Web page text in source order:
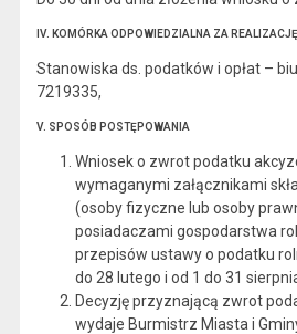
IV. KOMÓRKA ODPOWIEDZIALNA ZA REALIZACJĘ
Stanowiska ds. podatków i opłat –
7219335,
V. SPOSÓB POSTĘPOWANIA
Wniosek o zwrot podatku
wymaganymi załącznikami
(osoby fizyczne lub osoby
posiadaczami gospodarstwa
przepisów ustawy o podatku
do 28 lutego i od 1 do 31
Decyzję przyznającą zwrot
wydaje Burmistrz Miasta i